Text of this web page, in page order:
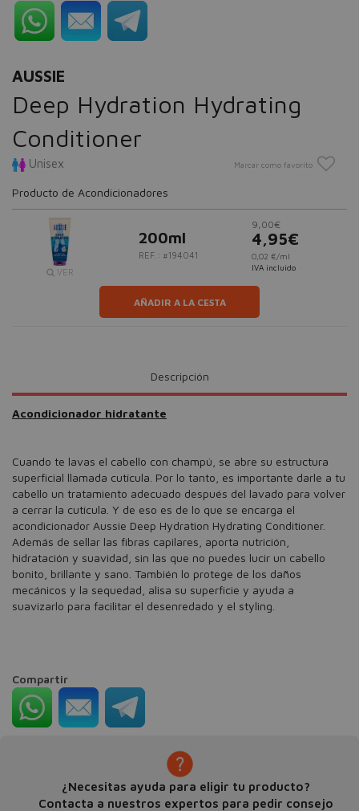
AUSSIE
Deep Hydration Hydrating
Conditioner
Unisex Marcar como favorito
Producto de Acondicionadores
VER
200ml
REF.: #194041
9,00€
4,95€
0,02 €/ml
IVA incluido
AÑADIR A LA CESTA
Descripción
Acondicionador hidratante
Cuando te lavas el cabello con champú, se abre su estructura
superficial llamada cutícula. Por lo tanto, es importante darle a tu
cabello un tratamiento adecuado después del lavado para volver
a cerrar la cutícula. Y de eso es de lo que se encarga el
acondicionador Aussie Deep Hydration Hydrating Conditioner.
Además de sellar las fibras capilares, aporta nutrición,
hidratación y suavidad, sin las que no puedes lucir un cabello
bonito, brillante y sano. También lo protege de los daños
mecánicos y la sequedad, alisa su superficie y ayuda a
suavizarlo para facilitar el desenredado y el styling.
Compartir
¿Necesitas ayuda para eligir tu producto?
Contacta a nuestros expertos para pedir consejo